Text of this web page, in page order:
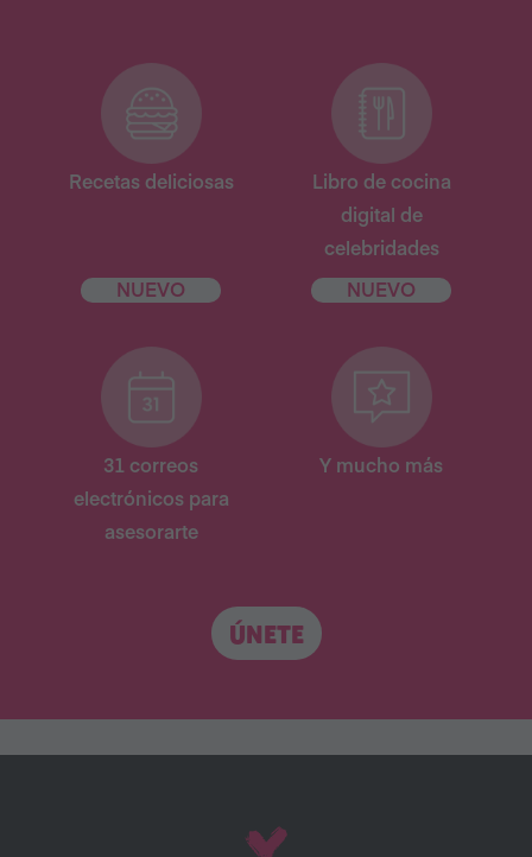
Recetas deliciosas
NUEVO
Libro de cocina
digital de
celebridades
NUEVO
31 correos
electrónicos para
asesorarte
Y mucho más
ÚNETE